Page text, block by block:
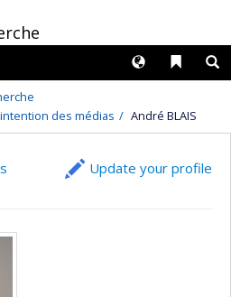
Liens
Langues
des médias
André BLAIS
Update your profile